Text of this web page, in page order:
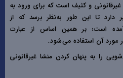
و کثیف است که برای ورود به
دارد تا این طور به‌نظر برسد که از
است؛ بر همین اساس از عبارت
را به پنهان کردن منشا غیرقانونی